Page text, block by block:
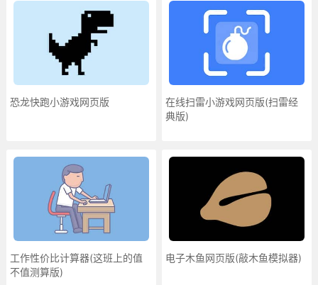
恐龙快跑小游戏网页版
在线扫雷小游戏网页版(扫雷经
典版)
工作性价比计算器(这班上的值
不值测算版)
电子木鱼网页版(敲木鱼模拟器)